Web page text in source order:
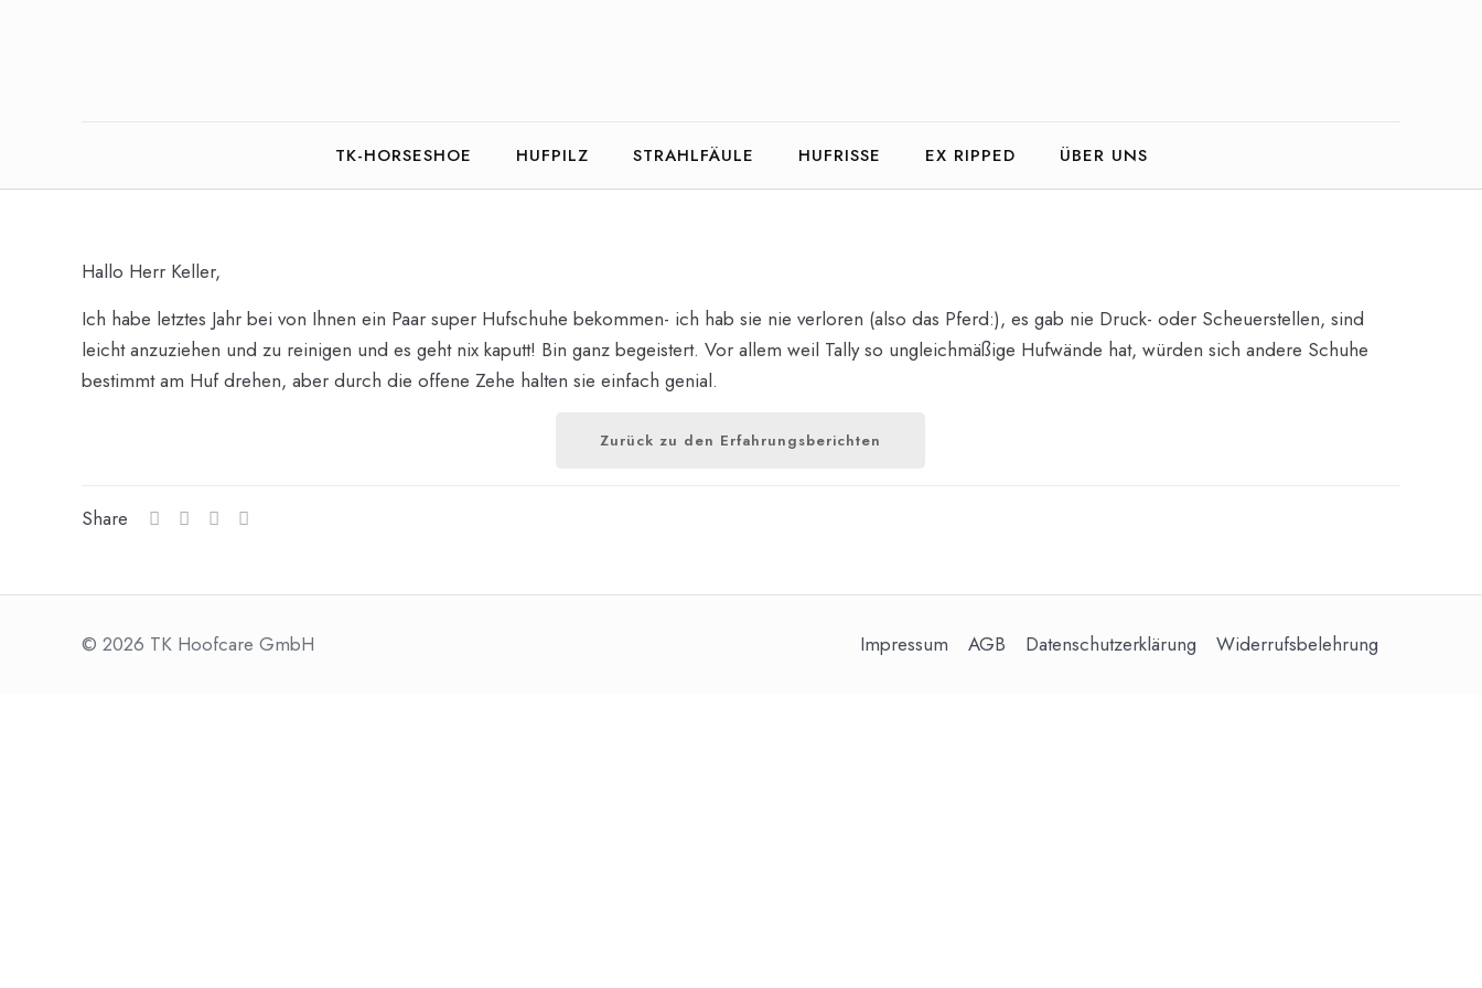
TK-HORSESHOE HUFPILZ STRAHLFÄULE HUFRISSE EX RIPPED ÜBER UNS
Hallo Herr Keller,
Ich habe letztes Jahr bei von Ihnen ein Paar super Hufschuhe bekommen- ich hab sie nie verloren (also das Pferd:), es gab nie Druck- oder Scheuerstellen, sind
leicht anzuziehen und zu reinigen und es geht nix kaputt! Bin ganz begeistert. Vor allem weil Tally so ungleichmäßige Hufwände hat, würden sich andere Schuhe
bestimmt am Huf drehen, aber durch die offene Zehe halten sie einfach genial.
Zurück zu den Erfahrungsberichten
Share
© 2026 TK Hoofcare GmbH Impressum AGB Datenschutzerklärung Widerrufsbelehrung